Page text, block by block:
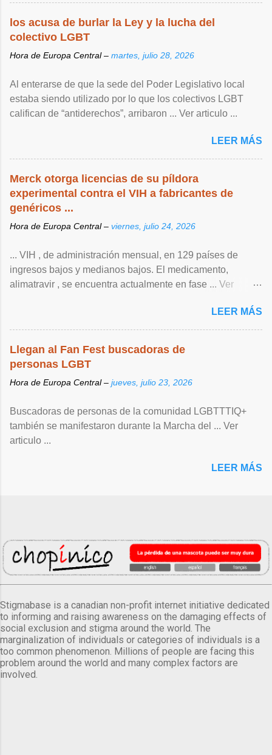
los acusa de burlar la Ley y la lucha del
colectivo LGBT
Hora de Europa Central – martes, julio 28, 2026
Al enterarse de que la sede del Poder Legislativo local
estaba siendo utilizado por lo que los colectivos LGBT
califican de “antiderechos”, arribaron ... Ver articulo ...
LEER MÁS
Merck otorga licencias de su píldora
experimental contra el VIH a fabricantes de
genéricos ...
Hora de Europa Central – viernes, julio 24, 2026
... VIH , de ‌administración mensual, en 129 países de
ingresos bajos y medianos bajos. El medicamento,
alimatravir , se encuentra actualmente en fase ... Ver
LEER MÁS
Llegan al Fan Fest buscadoras de
personas LGBT
Hora de Europa Central – jueves, julio 23, 2026
Buscadoras de personas de la comunidad LGBTTTIQ+
también se manifestaron durante la Marcha del ... Ver
articulo ...
LEER MÁS
Stigmabase is a canadian non-profit internet initiative dedicated
to informing and raising awareness on the damaging effects of
social exclusion and stigma around the world. The
marginalization of individuals or categories of individuals is a
too common phenomenon. Millions of people are facing this
problem around the world and many complex factors are
involved.